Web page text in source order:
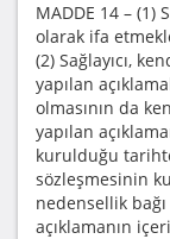
MADDE 14 – (1)
olarak ifa
(2) Sağlayıcı,
yapılan
olmasının da
yapılan
kurulduğu
sözleşmesinin
nedensellik
açıklamanın